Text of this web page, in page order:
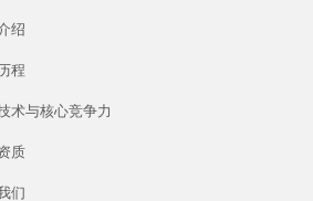
绍
程
术与核心竞争力
质
们